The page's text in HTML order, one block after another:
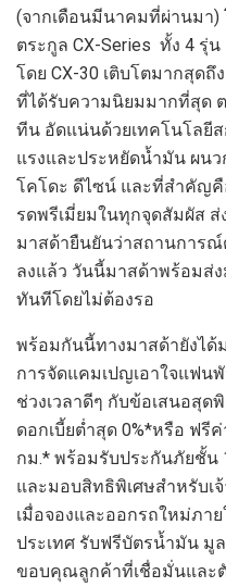
(จากเดือนมีนาคมที่ผ่านมา)
ตระกูล CX-Series ทั้ง 4 รุ่น
โดย CX-30 เติบโตมากสุดถึง
ที่ได้รับความนิยมมากที่สุด
ทีน อัดแน่นด้วยเทคโนโลยี
แรงและประหยัดน้ำมัน ผน
โคโดะ ดีไซน์ และที่สำคัญ
รดพรีเมี่ยมในทุกจุดสัมผัส ส่
มาสด้ายืนยันว่าสถานการณ์
ลงแล้ว วันนี้มาสด้าพร้อมส่
ทันทีโดยไม่ต้องรอ
พร้อมกันนี้ทางมาสด้ายังได้
การจัดแคมเปญเอาใจแฟน
ช่วงเวลาดีๆ กับข้อเสนอสุด
ดอกเบี้ยต่ำสุด 0%*หรือ ฟรีค่
กม.* พร้อมรับประกันภัยชั้น
และมอบสิทธิพิเศษสำหรับเ
เมื่อจองและออกรถใหม่ภา
ประเทศ รับฟรีบัตรน้ำมัน มู
ขอบคุณลูกค้าที่เชื่อมั่นและ